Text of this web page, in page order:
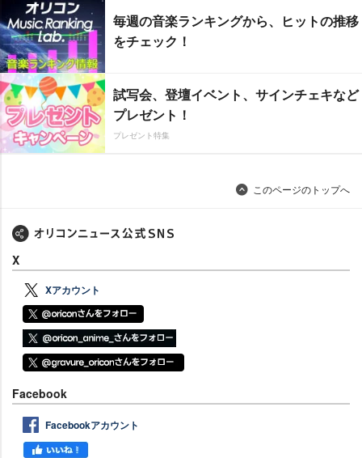
毎週の音楽ランキングから、ヒットの推移
をチェック！
試写会、登壇イベント、サインチェキなど
プレゼント！
プレゼント特集
このページのトップへ
X
Xアカウント
Facebook
Facebookアカウント